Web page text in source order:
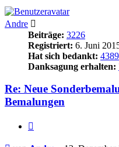
Andre
Beiträge: 3226
Registriert: 6. Juni
Hat sich bedankt:
Danksagung erhalten:
Re: Neue
Bemalungen